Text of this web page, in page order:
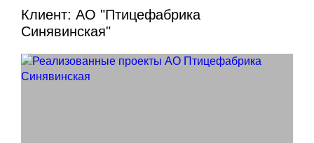
Клиент: АО "Птицефабрика
Синявинская"